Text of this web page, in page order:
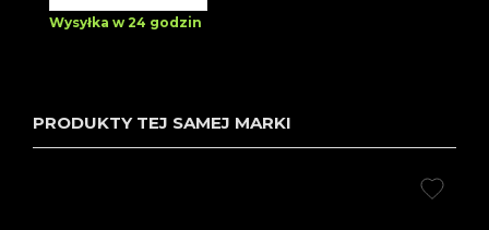
Wysyłka w 24 godzin
PRODUKTY TEJ SAMEJ MARKI